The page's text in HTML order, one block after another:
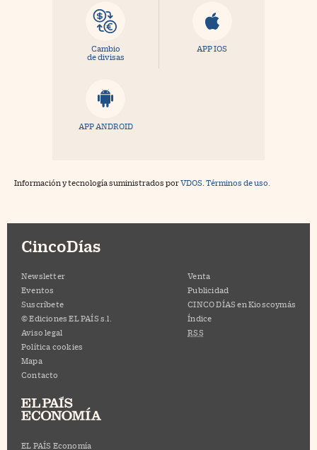
Cambio
de divisas
APP IOS
APP ANDROID
Información y tecnología suministrados porVDOS Términos de uso.
CincoDías
Newsletter
Eventos
Suscríbete
© Ediciones EL PAÍS s.l.
Aviso legal
Política cookies
Mapa
Contacto
Venta
Publicidad
CINCO DÍAS en Kioscoymás
Índice
RSS
EL PAÍS Economía